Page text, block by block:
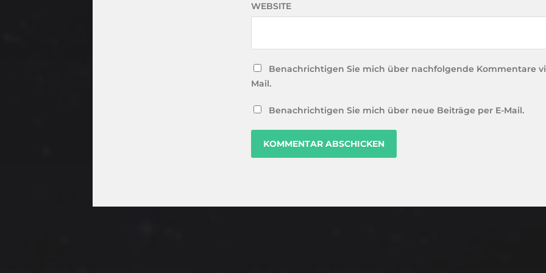
WEBSITE
Benachrichtigen Sie mich über nachfolgende Kommentare
Mail.
Benachrichtigen Sie mich über neue Beiträge per E-Mail.